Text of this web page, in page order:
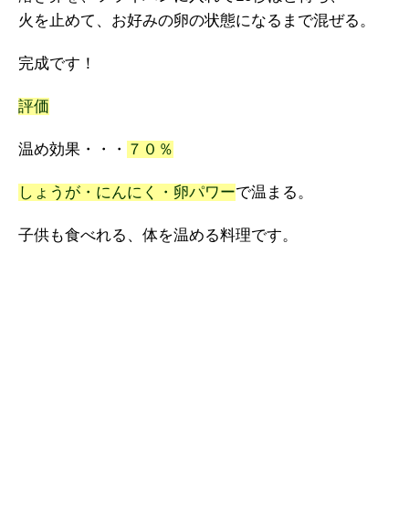
火を止めて、お好みの卵の状態になるまで混ぜる。
完成です！
評価
温め効果・・・ ７０％
しょうが・にんにく・卵パワーで温まる。
子供も食べれる、体を温める料理です。